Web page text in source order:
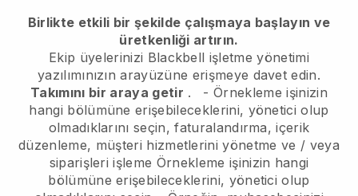
Birlikte etkili bir şekilde çalışmaya başlayın ve
üretkenliği artırın.
Ekip üyelerinizi Blackbell işletme yönetimi
yazılımınızın arayüzüne erişmeye davet edin.
Takımını bir araya getir . -Örnekleme işinizin
hangi bölümüne erişebileceklerini, yönetici olup
olmadıklarını seçin, faturalandırma, içerik
düzenleme, müşteri hizmetlerini yönetme ve / veya
siparişleri işleme Örnekleme işinizin hangi
bölümüne erişebileceklerini, yönetici olup